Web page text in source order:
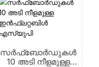
സർഫ്ബോർഡുകൾ
10 അടി നീളമുള്ള